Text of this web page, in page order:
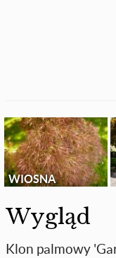
WIOSNA
Wygląd
Klon palmowy